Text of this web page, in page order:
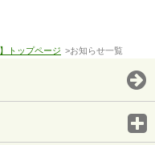
トップページ >お知らせ一覧